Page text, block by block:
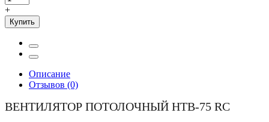
+
Купить
Описание
Отзывов (0)
ВЕНТИЛЯТОР ПОТОЛОЧНЫЙ HTB-75 RC